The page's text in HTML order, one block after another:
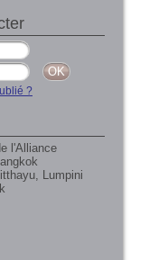
?
l'Alliance
Lumpini